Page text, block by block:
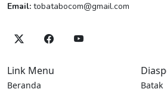
Email: tobatabocom@gmail.com
Link Menu
Beranda
Batak